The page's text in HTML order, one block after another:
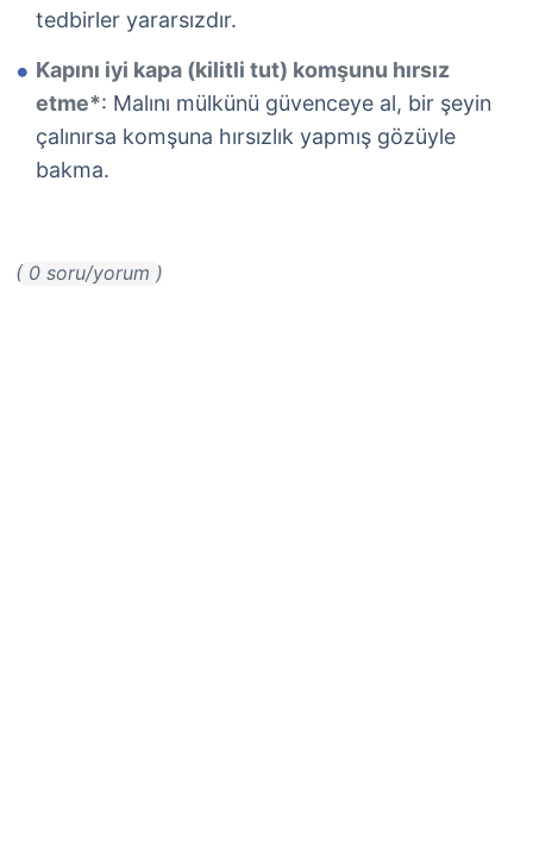
tedbirler yararsızdır.
Kapını iyi kapa (kilitli tut) komşunu hırsız
etme*: Malını mülkünü güvenceye al, bir şeyin
çalınırsa komşuna hırsızlık yapmış gözüyle
bakma.
( 0 soru/yorum )